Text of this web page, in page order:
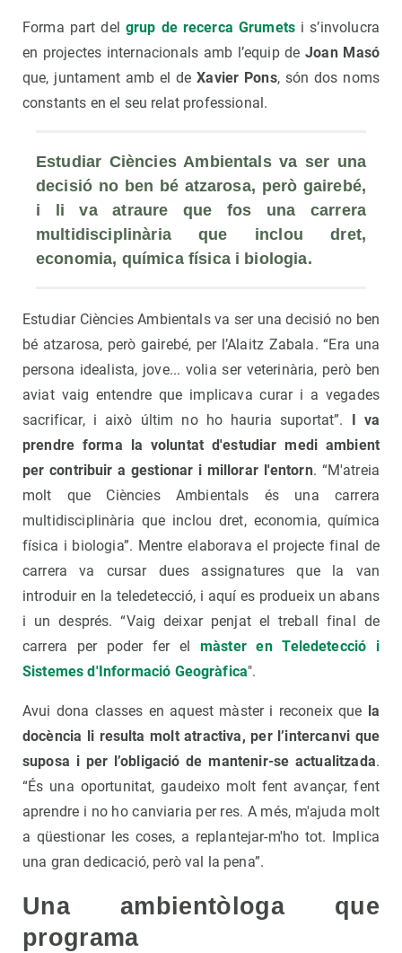
Forma part del grup de recerca Grumets i s’involucra
en projectes internacionals amb l’equip deJoan Masó
que, juntament amb el deXavier Pons, són dos noms
constants en el seu relat professional.
Estudiar Ciències Ambientals va ser una
decisió no ben bé atzarosa, però gairebé,
i li va atraure que fos una carrera
multidisciplinària que inclou dret,
economia, química física i biologia.
Estudiar Ciències Ambientals va ser una decisió no ben
bé atzarosa, però gairebé, per l’Alaitz Zabala. “Era una
persona idealista, jove... volia ser veterinària, però ben
aviat vaig entendre que implicava curar i a vegades
sacrificar, i això últim no ho hauria suportat”.
I va
prendre forma la voluntat d'estudiar medi ambient
per contribuir a gestionar i millorar l'entorn. “M'atreia
molt que Ciències Ambientals és una carrera
multidisciplinària que inclou dret, economia, química
física i biologia”. Mentre elaborava el projecte final de
carrera va cursar dues assignatures que la van
introduir en la teledetecció, i aquí es produeix un abans
i un després. “Vaig deixar penjat el treball final de
carrera per poder fer el
màster en Teledetecció i
Sistemes d'Informació Geogràfica".
Avui dona classes en aquest màster i reconeix que la
docència li resulta molt atractiva, per l’intercanvi que
suposa i per l’obligació de mantenir-se actualitzada.
“És una oportunitat, gaudeixo molt fent avançar, fent
aprendre i no ho canviaria per res. A més, m'ajuda molt
a qüestionar les coses, a replantejar-m'ho tot. Implica
una gran dedicació, però val la pena”.
Una ambientòloga que
programa